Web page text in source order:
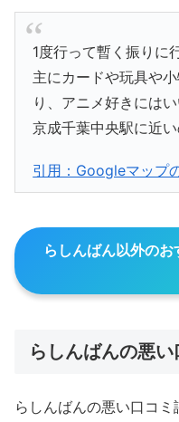
1度行って暫く振りに
主にカードや玩具や
り、アニメ好きには
京成千葉中央駅に近
引用：Googleマップ
らしんばん以外の
らしんばんの悪
らしんばんの悪い口コ